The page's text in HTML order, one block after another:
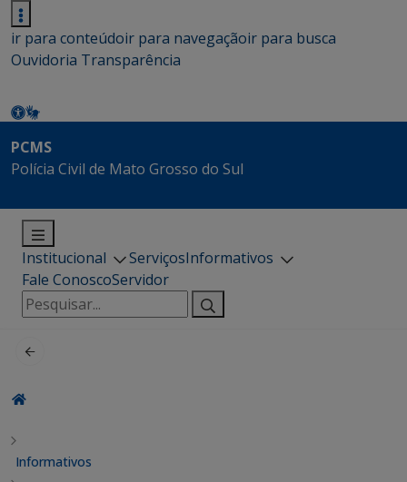
ir para conteúdoir para navegaçãoir para busca
Ouvidoria Transparência
PCMS
Polícia Civil de Mato Grosso do Sul
Institucional ServiçosInformativos
Fale ConoscoServidor
Pesquisar
por:
Informativos